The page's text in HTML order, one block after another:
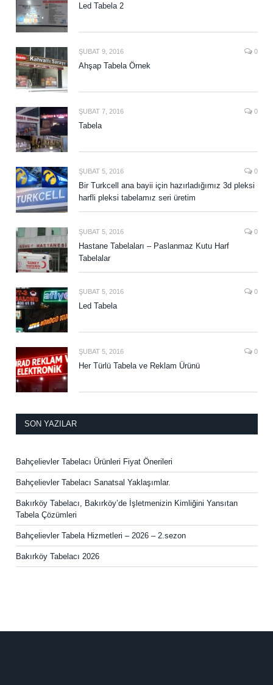
Led Tabela 2
ŞUBAT 9, 2016 0
Ahşap Tabela Örnek
ŞUBAT 7, 2016 0
Tabela
ŞUBAT 5, 2016 0
Bir Turkcell ana bayii için hazırladığımız 3d pleksi
harfli pleksi tabelamız seri üretim
ŞUBAT 5, 2016 0
Hastane Tabelaları – Paslanmaz Kutu Harf
Tabelalar
ŞUBAT 5, 2016 0
Led Tabela
ŞUBAT 5, 2016 0
Her Türlü Tabela ve Reklam Ürünü
SON YAZILAR
Bahçelievler Tabelacı Ürünleri Fiyat Önerileri
Bahçelievler Tabelacı Sanatsal Yaklaşımlar.
Bakırköy Tabelacı, Bakırköy’de İşletmenizin Kimliğini Yansıtan
Tabela Çözümleri
Bahçelievler Tabela Hizmetleri – 2026 – 2.sezon
Bakırköy Tabelacı 2026